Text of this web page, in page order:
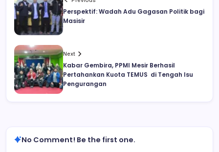
Perspektif: Wadah Adu Gagasan Politik bagi
Masisir
Next
Kabar Gembira, PPMI Mesir Berhasil
Pertahankan Kuota TEMUS di Tengah Isu
Pengurangan
No Comment! Be the first one.